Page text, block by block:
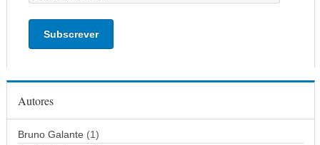
n
d
o
d
e
Autores
Bruno Galante (1)